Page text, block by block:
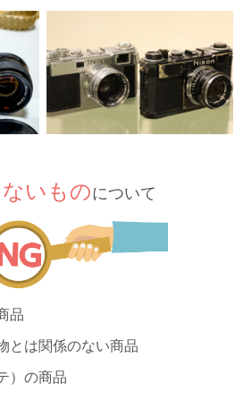
いものについて
品
とは関係のない商品
）の商品